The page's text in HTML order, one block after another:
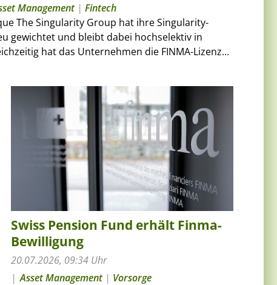
Management| Fintech
The Singularity Group hat ihre Singularity-
gewichtet und bleibt dabei hochselektiv in
hat das Unternehmen die FINMA-Lizenz...
Swiss Pension Fund erhält Finma-
Bewilligung
20.07.2026, 09:34 Uhr
Asset Management| Vorsorge